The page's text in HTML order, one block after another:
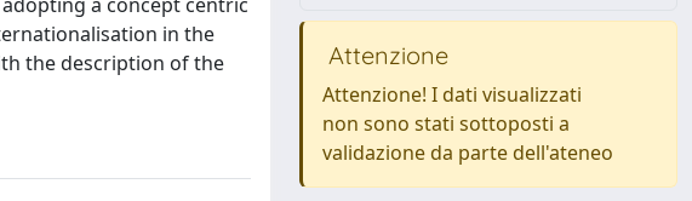
in the
the description of the
Attenzione
Attenzione! I dati visualizzati
non sono stati sottoposti a
validazione da parte dell'ateneo